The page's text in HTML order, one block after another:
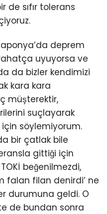
de sıfır tolerans
deprem
uyuyorsa ve
da bizler kendimizi
kara kara
müşterektir,
suçlayarak
söylemiyorum.
bir çatlak bile
gittiği için
beğenilmezdi,
falan filan denirdi’ ne
durumuna geldi. O
de bundan sonra